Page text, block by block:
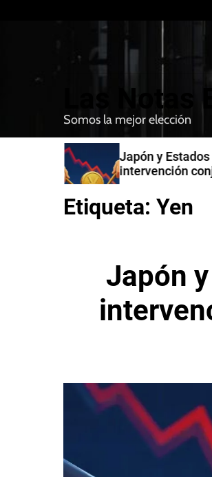
Las
Somos la mejor elección
Japón y
intervención
yenes
Etiqueta: Yen
Japón